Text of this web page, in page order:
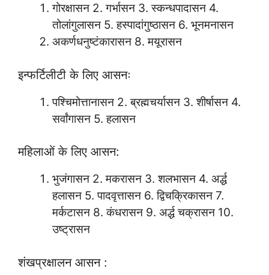
गोरक्षासन 2. गर्भासन 3. स्कन्धपादासन 4.
तोलांगुलासन 5. हस्पादांगुष्ठासन 6. भूनमनासन
अकर्णधनुष्टंकारासन 8. मयूरासन
इन्फर्टिलीटी के लिए आसनः
पश्चिमोत्तानासन 2. ब्रह्मचर्यासन 3. शीर्षासन 4.
सर्वांगासन 5. हलासन
महिलाओं के लिए आसन:
भुजंगासन 2. मकरासन 3. शलभासन 4. अर्द्ध
हलासन 5. पादवृत्तासन 6. द्विचक्रिकासन 7.
मर्कटासन 8. कंधरासन 9. अर्द्ध चक्रासन 10.
उष्ट्रासन
शंखप्रक्षालन आसन :